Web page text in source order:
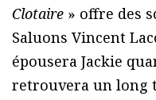
Clotaire » offre des
Saluons Vincent
épousera Jackie
retrouvera un long